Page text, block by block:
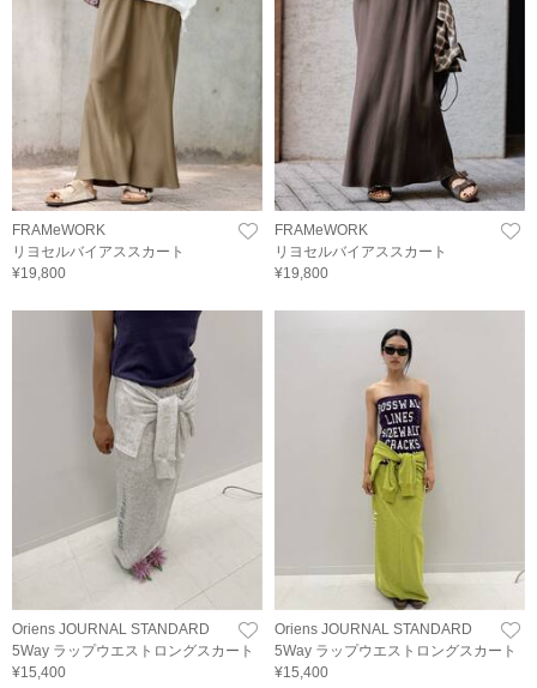
FRAMeWORK
リヨセルバイアススカート
¥19,800
FRAMeWORK
リヨセルバイアススカート
¥19,800
Oriens JOURNAL STANDARD
5Way ラップウエストロングスカート
¥15,400
Oriens JOURNAL STANDARD
5Way ラップウエストロングスカート
¥15,400